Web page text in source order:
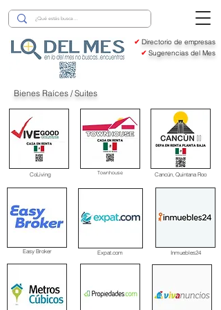
✔ Directorio de empresas
✔ Sugerencias del Mes
Bienes Raíces / Suites
CoLiving Townhouse Cancún, Quintana Roo
Easy Broker Expat.com Inmuebles24